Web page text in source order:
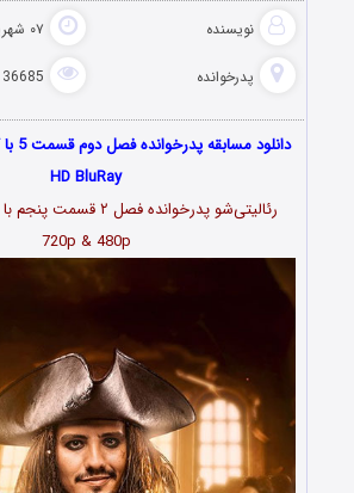
نویسنده ۰۷ شهریور ۱۴۰۲
پدرخوانده 36685 بازدید
HD BluRay
720p & 480p